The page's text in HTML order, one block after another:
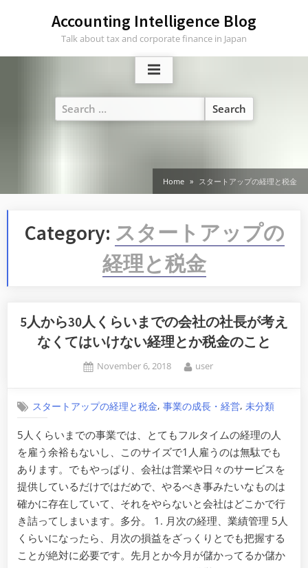
Accounting Intelligence Blog
Talk about tax and corporate finance in Japan
Search
for:
Home スタートアップの経理と税金
Category: スタートアップの
経理と税金
5人から30人くらいまでの会社の社長が考え
なくてはいけない経理とか税金のこと
Posted
November 6, 2018 By
user
スタートアップの経理と税金,事業の成長・経営,未分類
5人くらいまでの事業では、とてもフルタイムの経理の人
を雇う余裕もないし、このサイズで1人雇うのは無駄でも
あります。でもやっぱり、会社は営業や日々のサービスを
提供しているだけではだめで、やるべき事みたいなものは
確かに存在していて、それをやらないと会社はどこかで行
き詰ってしまいます。多分。 1. 月次の経理、業績管理 5人
くらいになったら、月次の損益をざっくりとでも把握する
ことが絶対に必要です。先月とか今月が儲かってるか儲か